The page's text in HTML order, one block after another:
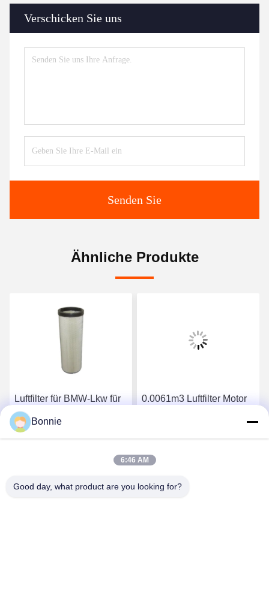
Verschicken Sie uns
Senden Sie
Ähnliche Produkte
Luftfilter für BMW-Lkw für
Mercedes-Benz Porsche
4355MK-01
Beste Preis erhalten
0.0061m3 Luftfilter Motor
Bonnie
6:46 AM
Good day, what product are you looking for?